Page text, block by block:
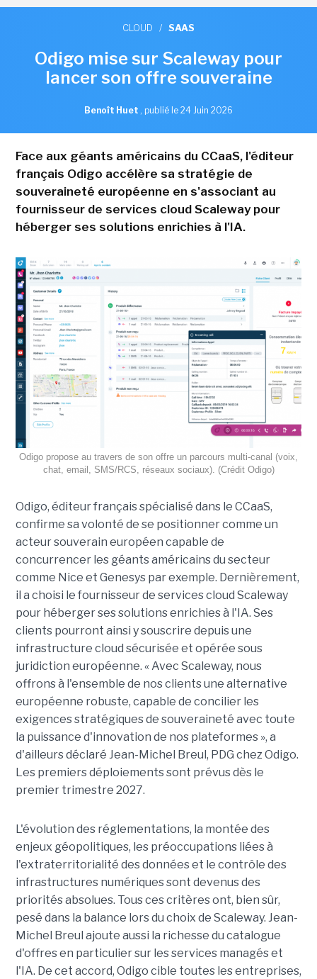
CLOUD / SAAS
Odigo mise sur Scaleway pour
lancer son offre souveraine
Benoît Huet , publié le 24 Juin 2026
Face aux géants américains du CCaaS, l'éditeur
français Odigo accélère sa stratégie de
souveraineté européenne en s'associant au
fournisseur de services cloud Scaleway pour
héberger ses solutions enrichies à l'IA.
Odigo propose au travers de son offre un parcours multi-canal (voix,
chat, email, SMS/RCS, réseaux sociaux). (Crédit Odigo)
Odigo, éditeur français spécialisé dans le CCaaS,
confirme sa volonté de se positionner comme un
acteur souverain européen capable de
concurrencer les géants américains du secteur
comme Nice et Genesys par exemple. Dernièrement,
il a choisi le fournisseur de services cloud Scaleway
pour héberger ses solutions enrichies à l'IA. Ses
clients pourront ainsi y souscrire depuis une
infrastructure cloud sécurisée et opérée sous
juridiction européenne. « Avec Scaleway, nous
offrons à l'ensemble de nos clients une alternative
européenne robuste, capable de concilier les
exigences stratégiques de souveraineté avec toute
la puissance d'innovation de nos plateformes », a
d'ailleurs déclaré Jean-Michel Breul, PDG chez Odigo.
Les premiers déploiements sont prévus dès le
premier trimestre 2027.
L'évolution des réglementations, la montée des
enjeux géopolitiques, les préoccupations liées à
l'extraterritorialité des données et le contrôle des
infrastructures numériques sont devenus des
priorités absolues. Tous ces critères ont, bien sûr,
pesé dans la balance lors du choix de Scaleway. Jean-
Michel Breul ajoute aussi la richesse du catalogue
d'offres en particulier sur les services managés et
l'IA. De cet accord, Odigo cible toutes les entreprises,